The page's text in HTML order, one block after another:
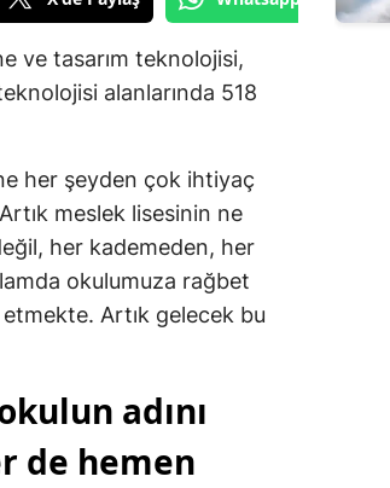
Edirne
Elazığ
Erzurum
Eskişehir
Gaziantep
Giresun
Hakkari
Hatay
ve tasarım teknolojisi,
alanlarında 518
her şeyden çok ihtiyaç
meslek lisesinin ne
her kademeden, her
okulumuza rağbet
Artık gelecek bu
adını
de hemen